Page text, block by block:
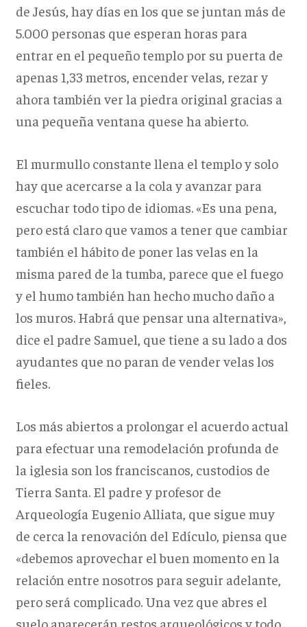
de Jesús, hay días en los que se juntan más de
5.000 personas que esperan horas para
entrar en el pequeño templo por su puerta de
apenas 1,33 metros, encender velas, rezar y
ahora también ver la piedra original gracias a
una pequeña ventana quese ha abierto.
El murmullo constante llena el templo y solo
hay que acercarse a la cola y avanzar para
escuchar todo tipo de idiomas. «Es una pena,
pero está claro que vamos a tener que cambiar
también el hábito de poner las velas en la
misma pared de la tumba, parece que el fuego
y el humo también han hecho mucho daño a
los muros. Habrá que pensar una alternativa»,
dice el padre Samuel, que tiene a su lado a dos
ayudantes que no paran de vender velas los
fieles.
Los más abiertos a prolongar el acuerdo actual
para efectuar una remodelación profunda de
la iglesia son los franciscanos, custodios de
Tierra Santa. El padre y profesor de
Arqueología Eugenio Alliata, que sigue muy
de cerca la renovación del Edículo, piensa que
«debemos aprovechar el buen momento en la
relación entre nosotros para seguir adelante,
pero será complicado. Una vez que abres el
suelo aparecerán restos arqueológicos y todo